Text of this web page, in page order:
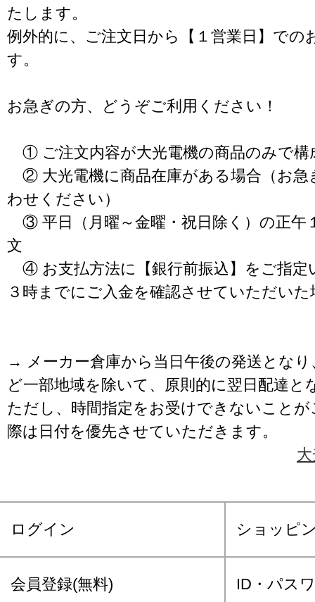
たします。
例外的に、ご注文日から【１営業日】での
す。
お急ぎの方、どうぞご利用ください！
① ご注文内容が大光電機の商品のみで構
② 大光電機に商品在庫がある場合（お急
わせください）
③ 平日（月曜～金曜・祝日除く）の正午
文
④ お支払方法に【銀行前振込】をご指定
３時までにご入金を確認させていただいた
→ メーカー倉庫から当日午後の発送となり
ど一部地域を除いて、原則的に翌日配達と
ただし、時間指定をお受けできないこと
際は日付を優先させていただきます。
ログイン ショッピ
会員登録(無料) ID・パス